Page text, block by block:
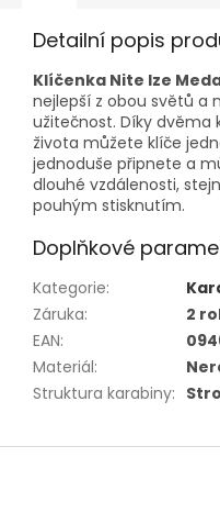
Detailní popis
Klíčenka Nite Ize
nejlepší z obou světů a
užitečnost. Díky
života můžete klíče
jednoduše připnete a
dlouhé vzdálenosti,
pouhým stisknutím.
Doplňkové
Kategorie:
Záruka:
2
EAN:
Materiál:
Struktura karabiny:
Z